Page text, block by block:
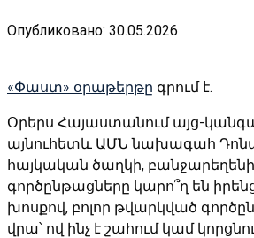
Опубликовано: 30.05.2026
«Փաստ» օրաթերթը գրում է.
Օրերս Հայաստանում այց-
այնուհետև ԱՄՆ նախագահ
հայկական ծաղկի, բանջարեղենի,
գործընթացները կարո՞ղ են
խոսքով, բոլոր թվարկված
վրա՝ ով ինչ է շահում կամ